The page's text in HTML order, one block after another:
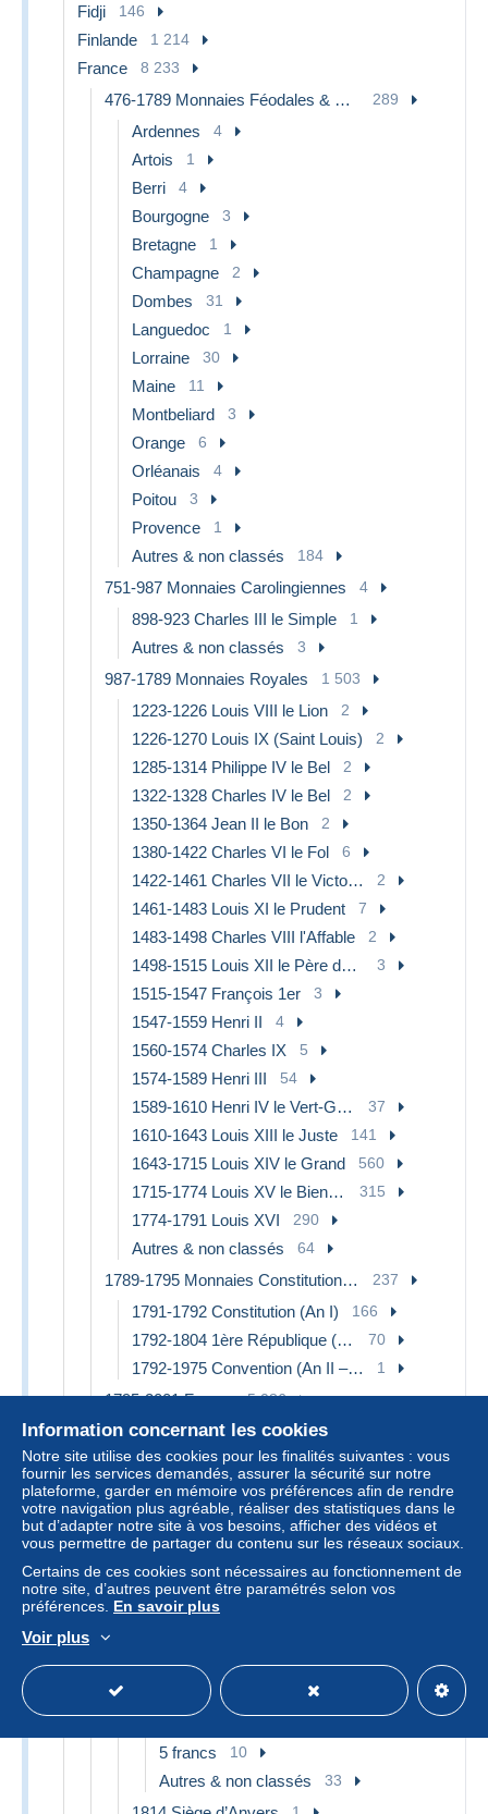
Fidji 146
Finlande 1 214
France 8 233
476-1789 Monnaies Féodales & Provinciales 289
Ardennes 4
Artois 1
Berri 4
Bourgogne 3
Bretagne 1
Champagne 2
Dombes 31
Languedoc 1
Lorraine 30
Maine 11
Montbeliard 3
Orange 6
Orléanais 4
Poitou 3
Provence 1
Autres & non classés 184
751-987 Monnaies Carolingiennes 4
898-923 Charles III le Simple 1
Autres & non classés 3
987-1789 Monnaies Royales 1 503
1223-1226 Louis VIII le Lion 2
1226-1270 Louis IX (Saint Louis) 2
1285-1314 Philippe IV le Bel 2
1322-1328 Charles IV le Bel 2
1350-1364 Jean II le Bon 2
1380-1422 Charles VI le Fol 6
1422-1461 Charles VII le Victorieux 2
1461-1483 Louis XI le Prudent 7
1483-1498 Charles VIII l'Affable 2
1498-1515 Louis XII le Père du peuple 3
1515-1547 François 1er 3
1547-1559 Henri II 4
1560-1574 Charles IX 5
1574-1589 Henri III 54
1589-1610 Henri IV le Vert-Galant 37
1610-1643 Louis XIII le Juste 141
1643-1715 Louis XIV le Grand 560
1715-1774 Louis XV le Bien-Aimé 315
1774-1791 Louis XVI 290
Autres & non classés 64
1789-1795 Monnaies Constitutionnelles 237
1791-1792 Constitution (An I) 166
1792-1804 1ère République (An I – An XII) 70
1792-1975 Convention (An II – An IV) 1
1795-2001 Francs 5 086
1799-1804 Consulat (An V- An XII)
1 centime 57
5 centimes 100
1 décime 71
1804-1814 Napoléon 1e / Premier Empire 77
5 centimes 3
10 centimes
1/2 franc 9
7
5 francs 10
Autres & non classés 33
Information concernant les cookies
Notre site utilise des cookies pour les finalités suivantes : vous
fournir les services demandés, assurer la sécurité sur notre
plateforme, garder en mémoire vos préférences afin de rendre
votre navigation plus agréable, réaliser des statistiques dans le
but d’adapter notre site à vos besoins, afficher des vidéos et
vous permettre de partager du contenu sur les réseaux sociaux.
Certains de ces cookies sont nécessaires au fonctionnement de
notre site, d’autres peuvent être paramétrés selon vos
préférences. En savoir plus
Voir plus